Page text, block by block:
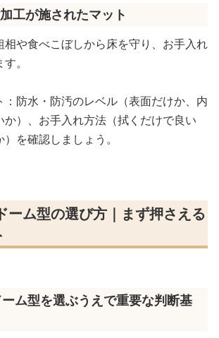
工が施されたマット
相や食べこぼしから床を守り、お手入れ
。
：防水・防汚のレベル（表面だけか、内
か）、お手入れ方法（拭くだけで良い
を確認しましょう。
ーム型の選び方｜まず押さえる
ム型を選ぶうえで重要な判断基